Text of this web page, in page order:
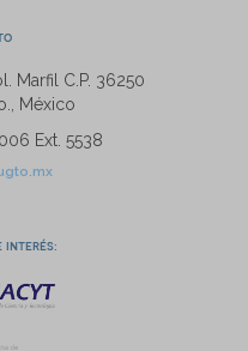
Marfil C.P. 36250
México
Ext. 5538
interés: